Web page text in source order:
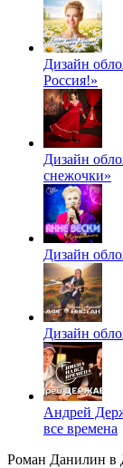
Дизайн
Россия!»
Дизайн
снежочки»
Дизайн
Дизайн
Андрей
все времена
Роман Данилин в